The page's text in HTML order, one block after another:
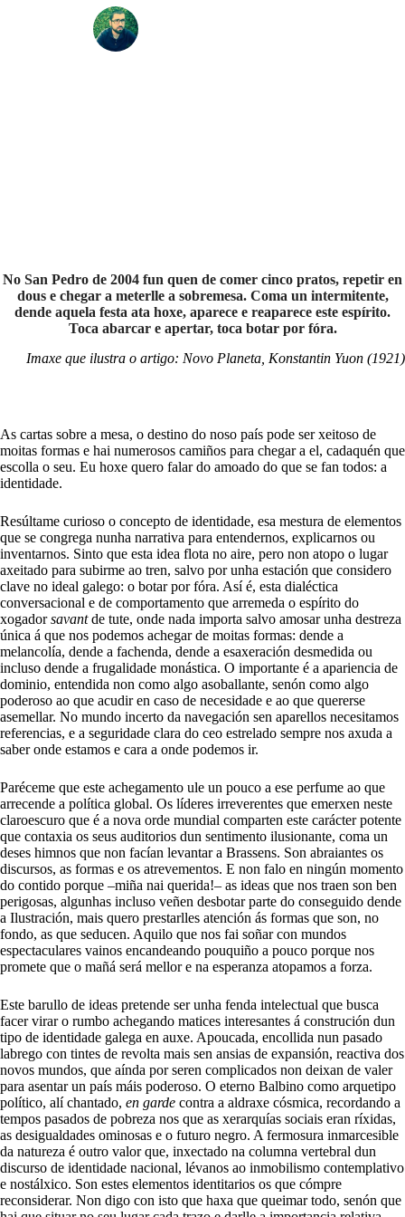
No San Pedro de 2004 fun quen de comer cinco pratos, repetir en
dous e chegar a meterlle a sobremesa. Coma un intermitente,
dende aquela festa ata hoxe, aparece e reaparece este espírito.
Toca abarcar e apertar, toca botar por fóra.
Imaxe que ilustra o artigo: Novo Planeta, Konstantin Yuon (1921)
As cartas sobre a mesa, o destino do noso país pode ser xeitoso de
moitas formas e hai numerosos camiños para chegar a el, cadaquén que
escolla o seu. Eu hoxe quero falar do amoado do que se fan todos: a
identidade.
Resúltame curioso o concepto de identidade, esa mestura de elementos
que se congrega nunha narrativa para entendernos, explicarnos ou
inventarnos. Sinto que esta idea flota no aire, pero non atopo o lugar
axeitado para subirme ao tren, salvo por unha estación que considero
clave no ideal galego: o botar por fóra. Así é, esta dialéctica
conversacional e de comportamento que arremeda o espírito do
xogadorsavantde tute, onde nada importa salvo amosar unha destreza
única á que nos podemos achegar de moitas formas: dende a
melancolía, dende a fachenda, dende a esaxeración desmedida ou
incluso dende a frugalidade monástica. O importante é a apariencia de
dominio, entendida non como algo asoballante, senón como algo
poderoso ao que acudir en caso de necesidade e ao que quererse
asemellar. No mundo incerto da navegación sen aparellos necesitamos
referencias, e a seguridade clara do ceo estrelado sempre nos axuda a
saber onde estamos e cara a onde podemos ir.
Paréceme que este achegamento ule un pouco a ese perfume ao que
arrecende a política global. Os líderes irreverentes que emerxen neste
claroescuro que é a nova orde mundial comparten este carácter potente
que contaxia os seus auditorios dun sentimento ilusionante, coma un
deses himnos que non facían levantar a Brassens. Son abraiantes os
discursos, as formas e os atrevementos. E non falo en ningún momento
do contido porque –miña nai querida!– as ideas que nos traen son ben
perigosas, algunhas incluso veñen desbotar parte do conseguido dende
a Ilustración, mais quero prestarlles atención ás formas que son, no
fondo, as que seducen. Aquilo que nos fai soñar con mundos
espectaculares vainos encandeando pouquiño a pouco porque nos
promete que o mañá será mellor e na esperanza atopamos a forza.
Este barullo de ideas pretende ser unha fenda intelectual que busca
facer virar o rumbo achegando matices interesantes á construción dun
tipo de identidade galega en auxe. Apoucada, encollida nun pasado
labrego con tintes de revolta mais sen ansias de expansión, reactiva dos
novos mundos, que aínda por seren complicados non deixan de valer
para asentar un país máis poderoso. O eterno Balbino como arquetipo
político, alí chantado, en garde contra a aldraxe cósmica, recordando a
tempos pasados de pobreza nos que as xerarquías sociais eran ríxidas,
as desigualdades ominosas e o futuro negro. A fermosura inmarcesible
da natureza é outro valor que, inxectado na columna vertebral dun
discurso de identidade nacional, lévanos ao inmobilismo contemplativo
e nostálxico. Son estes elementos identitarios os que cómpre
reconsiderar. Non digo con isto que haxa que queimar todo, senón que